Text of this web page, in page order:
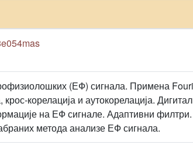
(ЕФ) сигнала. Примена
корелација и аутокорелација.
на ЕФ сигнале. Адаптивни
метода анализе ЕФ сигнала.